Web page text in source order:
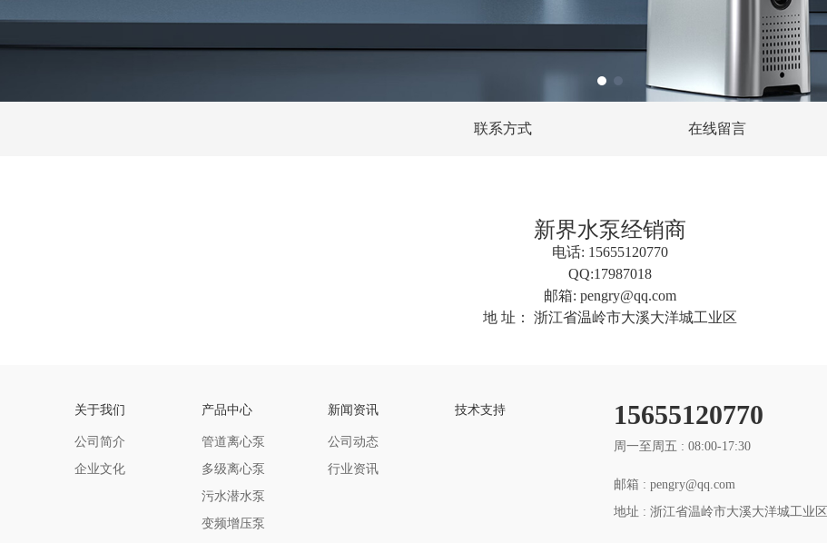
联系方式 在线留言
新界水泵经销商
电话: 15655120770
QQ:17987018
邮箱: pengry@qq.com
地 址： 浙江省温岭市大溪大洋城工业区
关于我们
公司简介
企业文化
产品中心
管道离心泵
多级离心泵
污水潜水泵
变频增压泵
新闻资讯
公司动态
行业资讯
技术支持 15655120770
周一至周五 : 08:00-17:30
邮箱 : pengry@qq.com
地址 : 浙江省温岭市大溪大洋城工业区